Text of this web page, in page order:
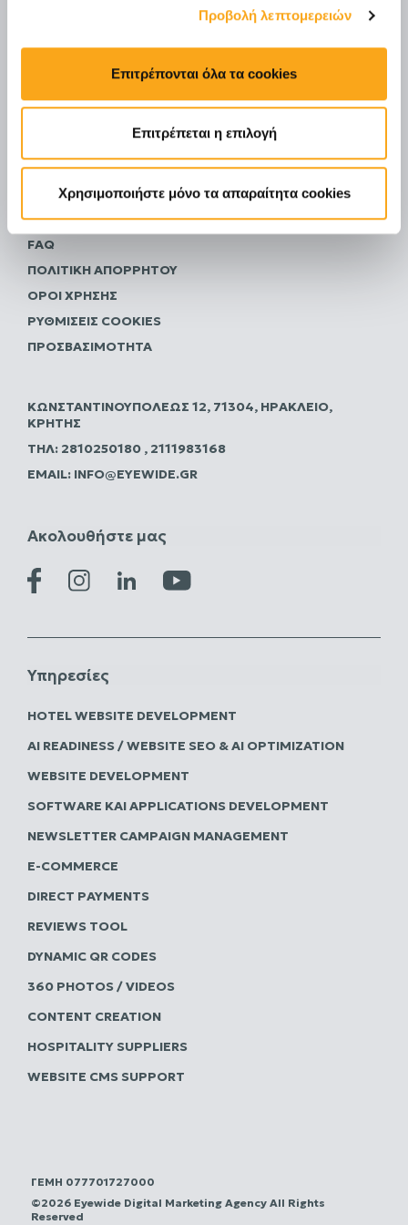
Προβολή λεπτομερειών
Επιτρέπονται όλα τα cookies
Επιτρέπεται η επιλογή
Χρησιμοποιήστε μόνο τα απαραίτητα cookies
ΕΠΙΚΟΙΝΩΝΊΑ
ΚΑΡΙΈΡΑ
FAQ
ΠΟΛΙΤΙΚΗ ΑΠΟΡΡΗΤΟΥ
ΌΡΟΙ ΧΡΉΣΗΣ
ΡΥΘΜΊΣΕΙΣ COOKIES
ΠΡΟΣΒΑΣΙΜΌΤΗΤΑ
ΚΩΝΣΤΑΝΤΙΝΟΥΠΌΛΕΩΣ 12, 71304, ΗΡΆΚΛΕΙΟ,
ΚΡΉΤΗΣ
ΤΗΛ: 2810250180 , 2111983168
EMAIL: INFO@EYEWIDE.GR
Ακολουθήστε μας
Υπηρεσίες
HOTEL WEBSITE DEVELOPMENT
AI READINESS / WEBSITE SEO & AI OPTIMIZATION
WEBSITE DEVELOPMENT
SOFTWARE ΚΑΙ APPLICATIONS DEVELOPMENT
NEWSLETTER CAMPAIGN MANAGEMENT
E-COMMERCE
DIRECT PAYMENTS
REVIEWS TOOL
DYNAMIC QR CODES
360 PHOTOS / VIDEOS
CONTENT CREATION
HOSPITALITY SUPPLIERS
WEBSITE CMS SUPPORT
ΓΕΜΗ 077701727000
©2026 Eyewide Digital Marketing Agency All Rights
Reserved